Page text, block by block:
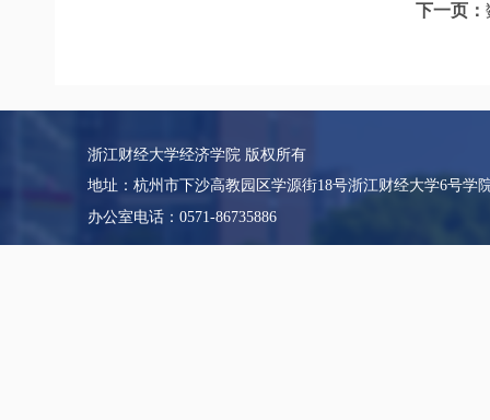
下一页：
浙江财经大学经济学院 版权所有
地址：杭州市下沙高教园区学源街18号浙江财经大学6号学
办公室电话：0571-86735886